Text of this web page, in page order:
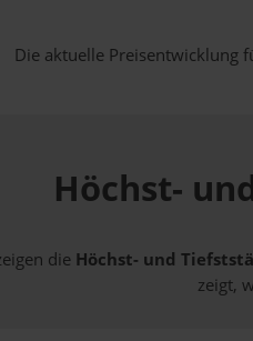
Die aktuelle Preisentwicklung
Höchst-
die Höchst- und
zeigt,